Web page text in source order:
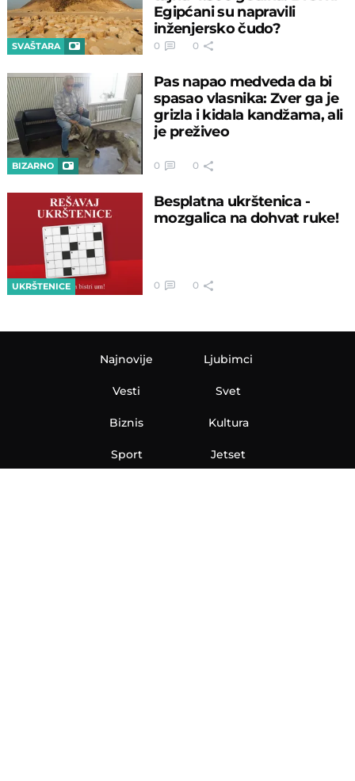
SVAŠTARA
Egipćani su napravili
inženjersko čudo?
0 0
BIZARNO
Pas napao medveda da bi
spasao vlasnika: Zver ga je
grizla i kidala kandžama, ali
je preživeo
0 0
UKRŠTENICE
Besplatna ukrštenica -
mozgalica na dohvat ruke!
0 0
Najnovije
Vesti
Biznis
Sport
Ljubimci
Svet
Kultura
Jetset